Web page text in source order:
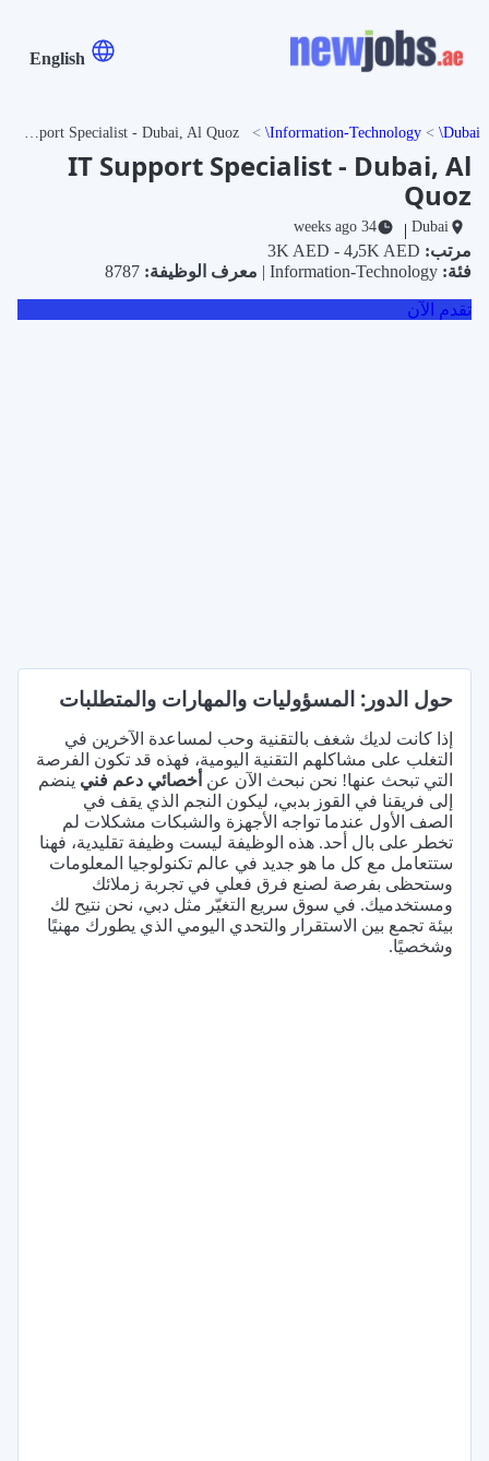
English
Dubai
Information-Technology
IT Support Specialist - Dubai, Al
Quoz
Dubai
|
34 weeks ago
مرتب:
فئة:
معرف الوظيفة:
تقدم الآن
حول الدور: المسؤوليات والمهارات والمتطلبات
إذا كانت لديك شغف بالتقنية وحب لمساعدة الآخرين في
التغلب على مشاكلهم التقنية اليومية، فهذه قد تكون الفرصة
التي تبحث عنها! نحن نبحث الآن عن أخصائي دعم فني ينضم
إلى فريقنا في القوز بدبي، ليكون النجم الذي يقف في
الصف الأول عندما تواجه الأجهزة والشبكات مشكلات لم
تخطر على بال أحد. هذه الوظيفة ليست وظيفة تقليدية، فهنا
ستتعامل مع كل ما هو جديد في عالم تكنولوجيا المعلومات
وستحظى بفرصة لصنع فرق فعلي في تجربة زملائك
ومستخدميك. في سوق سريع التغيّر مثل دبي، نحن نتيح لك
بيئة تجمع بين الاستقرار والتحدي اليومي الذي يطورك مهنيًا
وشخصيًا.